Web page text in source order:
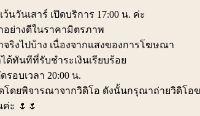
นวันเสาร์ เปิดบริการ 17:00 น. ค่ะ
อย่างดีในราคามิตรภาพ
ริงไปบ้าง เนื่องจากแสงของการโฆษณา
ทันทีที่รับชำระเงินเรียบร้อย
อบเวลา 20:00 น.
โดยพิจารณาจากวิดิโอ ดังนั้นกรุณาถ่ายวิดิโ
ะ 🌷🌷